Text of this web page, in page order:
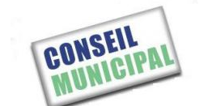
Vie Municipale